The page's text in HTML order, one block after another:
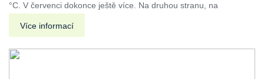
°C. V červenci dokonce ještě více. Na druhou stranu, na
Více informací